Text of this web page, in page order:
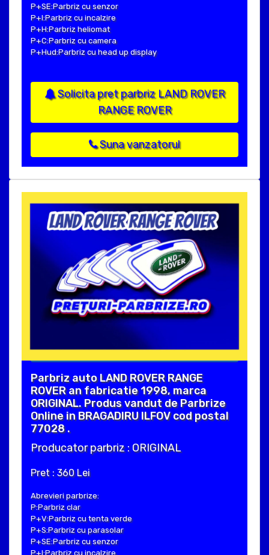
P+SE:Parbriz cu senzor
P+I:Parbriz cu incalzire
P+H:Parbriz heliomat
P+C:Parbriz cu camera
P+Hud:Parbriz cu head up display
Solicita pret parbriz LAND ROVER
RANGE ROVER
Suna vanzatorul
Parbriz auto LAND ROVER RANGE
ROVER an fabricatie 1998, marca
ORIGINAL. Produs vandut de Parbrize
Online in BRAGADIRU ILFOV cod postal
77028 .
Producator parbriz : ORIGINAL
Pret : 360 Lei
Abrevieri parbrize:
P:Parbriz clar
P+V:Parbriz cu tenta verde
P+S:Parbriz cu parasolar
P+SE:Parbriz cu senzor
P+I:Parbriz cu incalzire